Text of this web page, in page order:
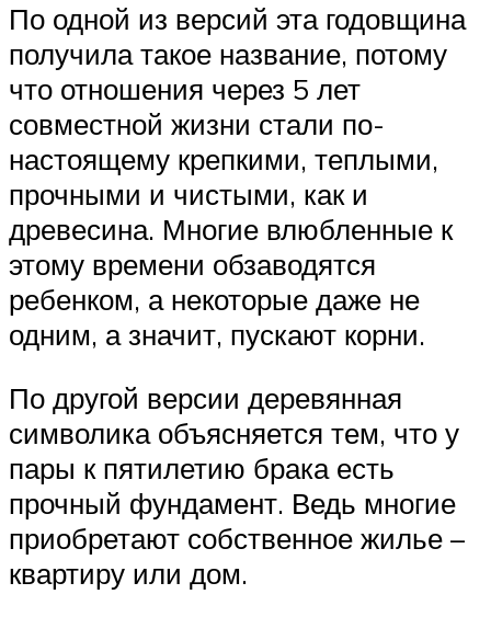
По одной из версий эта годовщина
получила такое название, потому
что отношения через 5 лет
совместной жизни стали по-
настоящему крепкими, теплыми,
прочными и чистыми, как и
древесина. Многие влюбленные к
этому времени обзаводятся
ребенком, а некоторые даже не
одним, а значит, пускают корни.
По другой версии деревянная
символика объясняется тем, что у
пары к пятилетию брака есть
прочный фундамент. Ведь многие
приобретают собственное жилье –
квартиру или дом.